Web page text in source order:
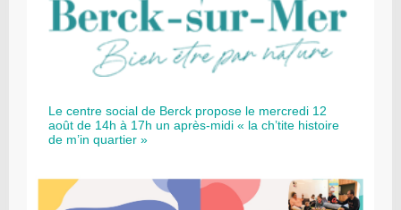
Le centre social de Berck propose le mercredi 12
août de 14h à 17h un après-midi « la ch’tite histoire
de m’in quartier »